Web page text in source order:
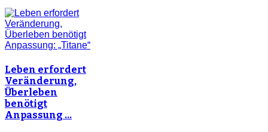
Leben erfordert
Veränderung,
Überleben
benötigt
Anpassung …